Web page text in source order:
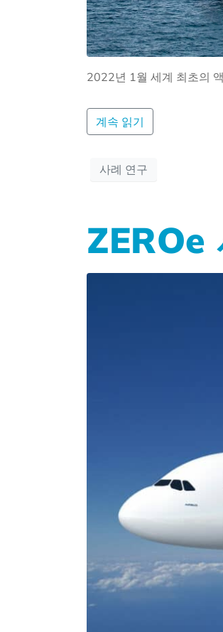
2022년 1월 세계 최초의
계속 읽기
사례 연구
ZEROe